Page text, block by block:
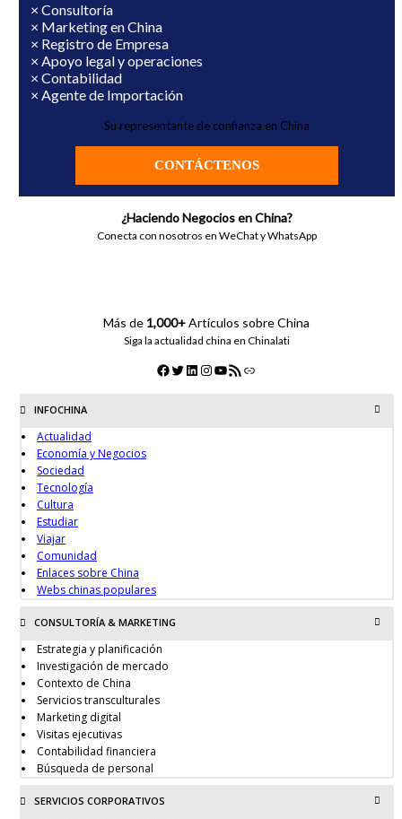
× Consultoría
× Marketing en China
× Registro de Empresa
× Apoyo legal y operaciones
× Contabilidad
× Agente de Importación
Su representante de confianza en China
CONTÁCTENOS
¿Haciendo Negocios en China?
Conecta con nosotros en WeChat y WhatsApp
Más de 1,000+Artículos sobre China
Siga la actualidad china en Chinalati
INFOCHINA
Actualidad
Economía y Negocios
Sociedad
Tecnología
Cultura
Estudiar
Viajar
Comunidad
Enlaces sobre China
Webs chinas populares
CONSULTORÍA & MARKETING
Estrategia y planificación
Investigación de mercado
Contexto de China
Servicios transculturales
Marketing digital
Visitas ejecutivas
Contabilidad financiera
Búsqueda de personal
SERVICIOS CORPORATIVOS